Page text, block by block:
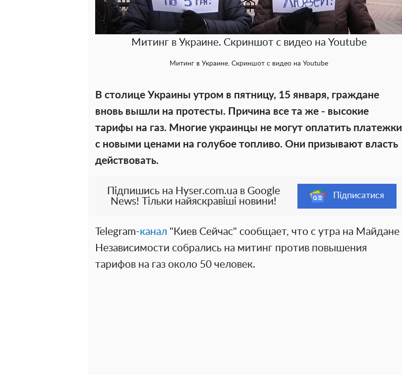
Митинг в Украине. Скриншот с видео на Youtube
Митинг в Украине. Скриншот с видео на Youtube
В столице Украины утром в пятницу, 15 января, граждане
вновь вышли на протесты. Причина все та же - высокие
тарифы на газ. Многие украинцы не могут оплатить платежки
с новыми ценами на голубое топливо. Они призывают власть
действовать.
Підпишись на Hyser.com.ua в Google
News! Тільки найяскравіші новини!
Підписатися
Telegram-канал "Киев Сейчас" сообщает, что с утра на Майдане
Независимости собрались на митинг против повышения
тарифов на газ около 50 человек.